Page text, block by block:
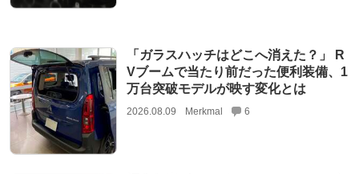
「ガラスハッチはどこへ消えた？」 R
Vブームで当たり前だった便利装備、1
万台突破モデルが映す変化とは
2026.08.09 Merkmal 6